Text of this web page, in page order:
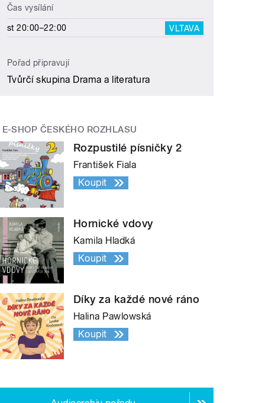
Čas vysílání
st 20:00–22:00 VLTAVA
Pořad připravují
Tvůrčí skupina Drama a literatura
E-SHOP ČESKÉHO ROZHLASU
Rozpustilé písničky 2
František Fiala
Koupit
Hornické vdovy
Kamila Hladká
Koupit
Díky za každé nové ráno
Halina Pawlowská
Koupit